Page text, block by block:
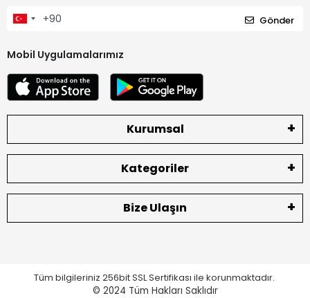
Gönder
Mobil Uygulamalarımız
Kurumsal
Kategoriler
Bize Ulaşın
Tüm bilgileriniz 256bit SSL Sertifikası ile korunmaktadır.
© 2024 Tüm Hakları Saklıdır